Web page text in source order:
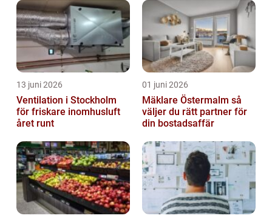
13 juni 2026
Ventilation i Stockholm
för friskare inomhusluft
året runt
01 juni 2026
Mäklare Östermalm så
väljer du rätt partner för
din bostadsaffär